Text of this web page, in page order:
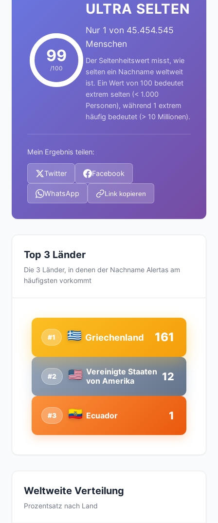
99
/100
ULTRA SELTEN
Nur 1 von 45.454.545
Menschen
Der Seltenheitswert misst, wie
selten ein Nachname weltweit
ist. Ein Wert von 100 bedeutet
extrem selten (< 1.000
Personen), während 1 extrem
häufig bedeutet (> 10 Millionen).
Mein Ergebnis teilen:
Twitter Facebook
WhatsApp Link kopieren
Top 3 Länder
Die 3 Länder, in denen der Nachname Alertas am
häufigsten vorkommt
#2
Vereinigte Staaten
von Amerika
12
#1 Griechenland 161
#3 Ecuador 1
Weltweite Verteilung
Prozentsatz nach Land